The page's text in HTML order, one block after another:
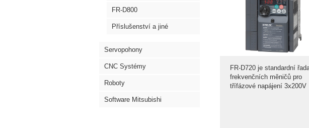
FR-D800
Příslušenství a jiné
Servopohony
CNC Systémy
Roboty
Software Mitsubishi
FR-D720 je standardní
frekvenčních měničů pro
třífázové napájení 3x200V